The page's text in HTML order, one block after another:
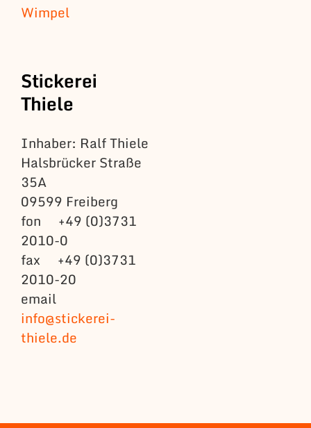
Wimpel
Stickerei
Thiele
Inhaber: Ralf Thiele
Halsbrücker Straße
35A
09599 Freiberg
fon +49 (0)3731
2010-0
fax +49 (0)3731
2010-20
email
info@stickerei-
thiele.de